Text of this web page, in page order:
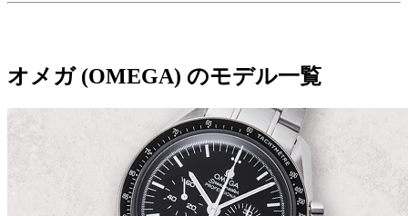
オメガ (OMEGA) のモデル一覧